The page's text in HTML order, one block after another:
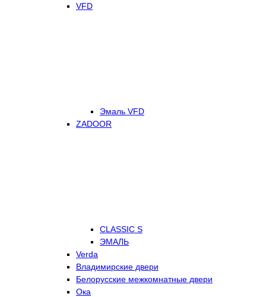
VFD
Эмаль VFD
ZADOOR
CLASSIC S
ЭМАЛЬ
Verda
Владимирские двери
Белорусские межкомнатные двери
Ока